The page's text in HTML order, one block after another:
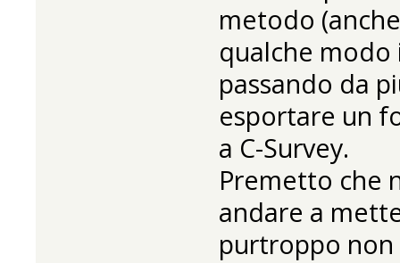
metodo
qualche modo
passando da
esportare un
a C-Survey.
Premetto che
andare a
purtroppo